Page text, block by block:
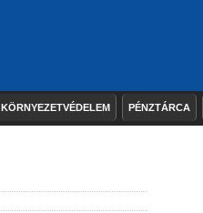
KÖRNYEZETVÉDELEM PÉNZTÁRCA